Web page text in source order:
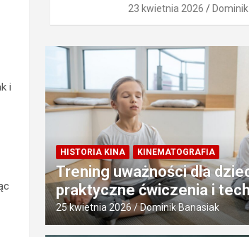
i
23 kwietnia 2026
HISTORIA KINA KINEMATOGRAFIA
Trening uważności dla
praktyczne ćwiczenia i
25 kwietnia 2026 Dominik Banasiak